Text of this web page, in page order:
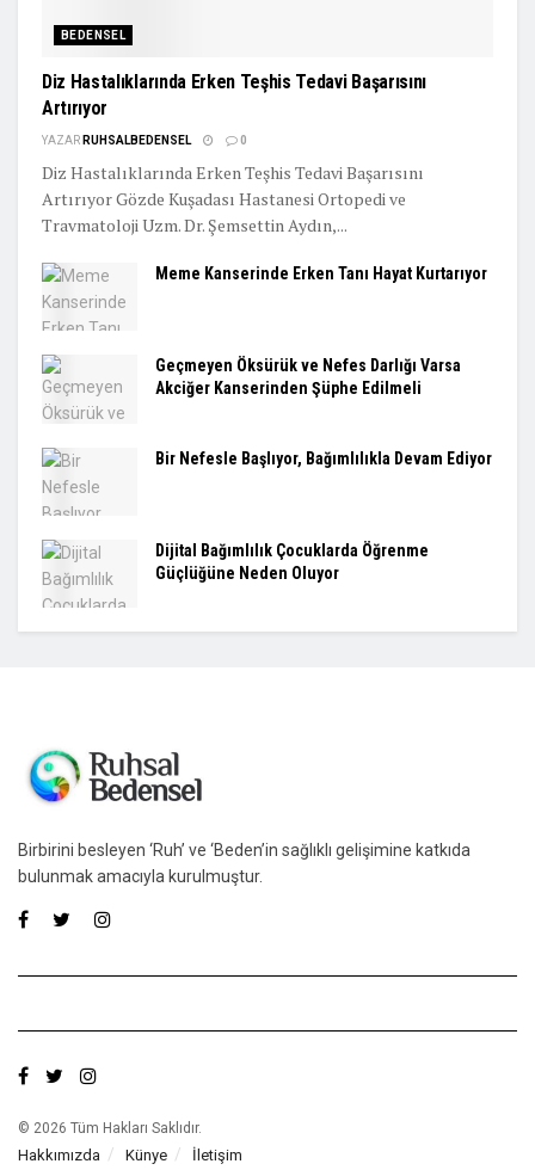
BEDENSEL
Diz Hastalıklarında Erken Teşhis Tedavi Başarısını
Artırıyor
YAZAR RUHSALBEDENSEL 0
Diz Hastalıklarında Erken Teşhis Tedavi Başarısını
Artırıyor Gözde Kuşadası Hastanesi Ortopedi ve
Travmatoloji Uzm. Dr. Şemsettin Aydın,...
Meme Kanserinde Erken Tanı Hayat Kurtarıyor
Geçmeyen Öksürük ve Nefes Darlığı Varsa
Akciğer Kanserinden Şüphe Edilmeli
Bir Nefesle Başlıyor, Bağımlılıkla Devam Ediyor
Dijital Bağımlılık Çocuklarda Öğrenme
Güçlüğüne Neden Oluyor
Birbirini besleyen ‘Ruh’ ve ‘Beden’in sağlıklı gelişimine katkıda
bulunmak amacıyla kurulmuştur.
© 2026 Tüm Hakları Saklıdır.
Hakkımızda Künye İletişim